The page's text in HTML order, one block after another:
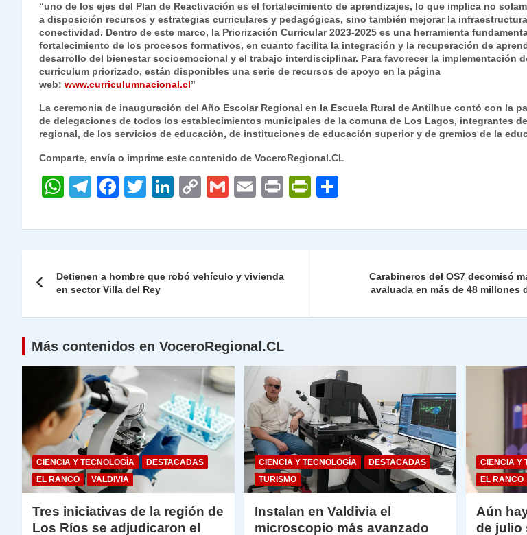
“uno de los ejes del Plan de Reactivación es el fortalecimiento de aprendizajes, lo que implica no
a disposición recursos y estrategias curriculares y pedagógicas, sino también mejorar la
conectividad. Dentro de este marco, la Priorización Curricular 2023-2025 es una herramienta
fortalecimiento de los procesos formativos, en cuanto facilita la integración y la recuperación de
desarrollo del bienestar socioemocional y el trabajo interdisciplinar. Para favorecer la implementación
curriculum priorizado, están disponibles una serie de recursos de apoyo en la página
web: www.curriculumnacional.cl”
La ceremonia de inauguración del Año Escolar Regional en la Escuela Rural de Antilhue contó con la
de delegaciones de todos los establecimientos municipales de la comuna de Los Lagos, integrantes
regional, de los servicios de educación, de instituciones de educación superior y de gremios de la
Comparte, envía o imprime este contenido de VoceroRegional.CL
W
at
A
p
p
T
e
a
m
F
c
b
o
o
k
T
itt
Li
k
dI
C
p
Li
k
G
ai
E
ai
P
nt
P
nt
dl
m
de
entradas
Detienen a hombre que robó vehículo y vivienda
en sector Villa del Rey
Carabineros del OS7 decomisó
avaluada en más de 48 millones
Más contenidos en VoceroRegional.CL
CIENCIA Y TECNOLOGÍA
DESTACADAS
EL RANCO
VALDIVIA
Tres iniciativas de la región de
Los Ríos se adjudicaron el
CIENCIA Y TECNOLOGÍA
DESTACADAS
TURISMO
Instalan en Valdivia el
microscopio más avanzado
CIENCIA Y
EL RANCO
Aún
de julio